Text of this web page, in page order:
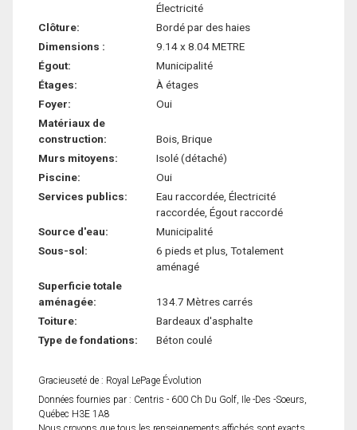
Électricité
Clôture:
Bordé par des haies
Dimensions :
9.14 x 8.04 METRE
Égout:
Municipalité
Étages:
À étages
Foyer:
Oui
Matériaux de
construction:
Bois, Brique
Murs mitoyens:
Isolé (détaché)
Piscine:
Oui
Services publics:
Eau raccordée, Électricité
raccordée, Égout raccordé
Source d'eau:
Municipalité
Sous-sol:
6 pieds et plus, Totalement
aménagé
Superficie totale
aménagée:
134.7 Mètres carrés
Toiture:
Bardeaux d'asphalte
Type de fondations:
Béton coulé
Gracieuseté de : Royal LePage Évolution
Données fournies par : Centris - 600 Ch Du Golf, Ile -Des -Soeurs,
Québec H3E 1A8